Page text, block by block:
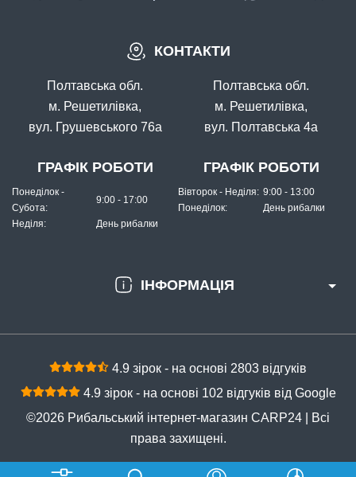
#36015
Маг: 0 шт Базар: 1 шт
116 грн 1 шт.
КУПИТИ
Крючков’яз China
В наявності
Маг: 0 шт Базар: 1 шт
156 грн 1 шт.
КУПИТИ
Прилад для прив'язування гачків
ІНФОРМАЦІЯ
КОНТАКТИ
Полтавська обл.
м. Решетилівка,
вул. Грушевського 76а
ГРАФІК РОБОТИ
Понеділок -
Субота:
9:00 - 17:00
Неділя: День рибалки
Полтавська обл.
м. Решетилівка,
вул. Полтавська 4а
ГРАФІК РОБОТИ
Вівторок - Неділя: 9:00 - 13:00
Понеділок:
День рибалки
4.9 зірок - на основі 2803 відгуків
4.9 зірок - на основі 102 відгуків від Google
©2026 Рибальський інтернет-магазин CARP24 | Всі
права захищені.